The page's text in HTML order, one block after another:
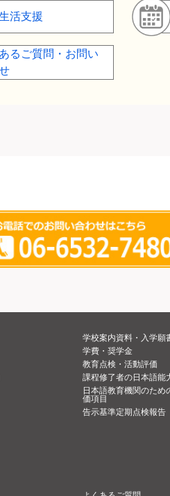
活支援
るご質問・お問い
学校案内資料・入学願
学費・奨学金
教育点検・活動評価
課程修了者の日本語能
日本語教育機関のため
価項目
告示基準定期点検報告